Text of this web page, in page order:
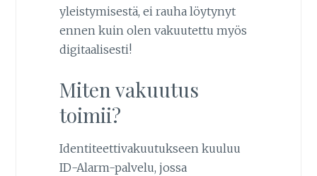
yleistymisestä, ei rauha löytynyt
ennen kuin olen vakuutettu myös
digitaalisesti!
Miten vakuutus
toimii?
Identiteettivakuutukseen kuuluu
ID-Alarm-palvelu, jossa